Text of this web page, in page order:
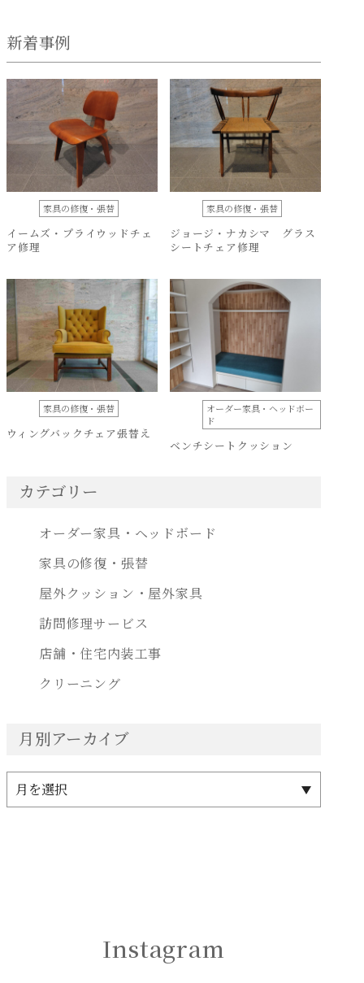
新着事例
家具の修復・張替
イームズ・プライウッドチェ
ア修理
家具の修復・張替
ジョージ・ナカシマ グラス
シートチェア修理
家具の修復・張替
ウィングバックチェア張替え
オーダー家具・ヘッドボー
ド
ベンチシートクッション
カテゴリー
オーダー家具・ヘッドボード
家具の修復・張替
屋外クッション・屋外家具
訪問修理サービス
店舗・住宅内装工事
クリーニング
月別アーカイブ
Instagram